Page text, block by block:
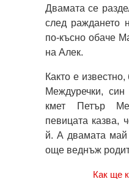
Двамата се
след раждането
по-късно обаче
на Алек.
Както е
Междуречки,
кмет Петър
певицата казва,
й. А двамата
още веднъж
Как ще